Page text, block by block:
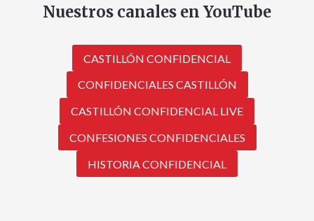
Nuestros canales en YouTube
CASTILLÓN CONFIDENCIAL
CONFIDENCIALES CASTILLÓN
CASTILLÓN CONFIDENCIAL LIVE
CONFESIONES CONFIDENCIALES
HISTORIA CONFIDENCIAL